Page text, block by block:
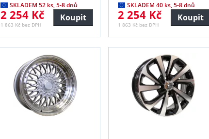
SKLADEM 52 ks, 5-8 dnů
2 254 Kč
1 863 Kč bez DPH
Koupit
SKLADEM 40 ks, 5-8 dnů
2 254 Kč
1 863 Kč bez DPH
Koupit